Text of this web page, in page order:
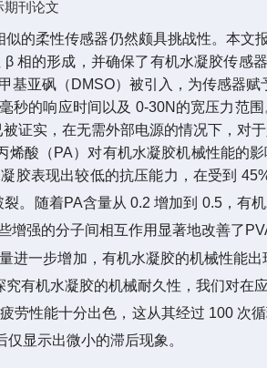
的柔性传感器仍然颇具挑战性。本文
相的形成，并确保了有机水凝胶传感
基亚砜（DMSO）被引入，为传感器
的响应时间以及 0-30N的宽压力范
证实，在无需外部电源的情况下，对
酸（PA）对有机水凝胶机械性能的
胶表现出较低的抗压能力，在受到
。随着PA含量从 0.2 增加到 0.5，有
增强的分子间相互作用显著地改善了
进一步增加，有机水凝胶的机械性能
有机水凝胶的机械耐久性，我们对在
劳性能十分出色，这从其经过 100 次
显示出微小的滞后现象。